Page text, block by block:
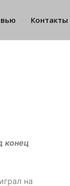
Контакты
конец
на